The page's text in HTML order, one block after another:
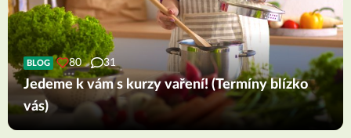
BLOG 80 31
Jedeme k vám s kurzy vaření! (Termíny blízko
vás)